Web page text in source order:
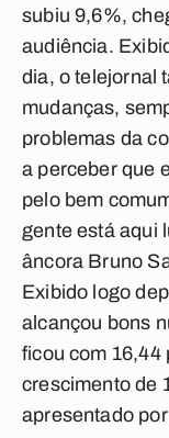
subiu 9,6%,
audiência.
dia, o telejornal
mudanças,
problemas da
a perceber que
pelo bem
gente está aqui
âncora Bruno
Exibido logo
alcançou bons
ficou com 16,44
crescimento de
apresentado